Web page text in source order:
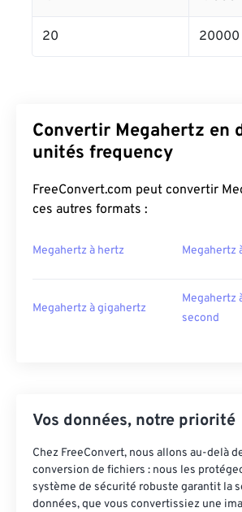
20 20000
Convertir Megahertz en
unités frequency
FreeConvert.com peut convertir
ces autres formats :
Megahertz à hertz Megahertz
Megahertz à gigahertz
Megahertz
second
Vos données, notre priorité
Chez FreeConvert, nous allons au-delà
conversion de fichiers : nous les
système de sécurité robuste garantit la
données, que vous convertissiez une